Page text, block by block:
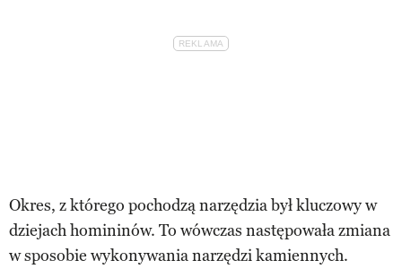
Okres, z którego pochodzą narzędzia był kluczowy w
dziejach homininów. To wówczas następowała zmiana
w sposobie wykonywania narzędzi kamiennych.